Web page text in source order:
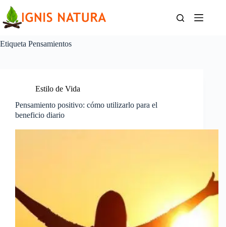
contenido
Etiqueta Pensamientos
Estilo de Vida
Pensamiento positivo: cómo utilizarlo para el
beneficio diario